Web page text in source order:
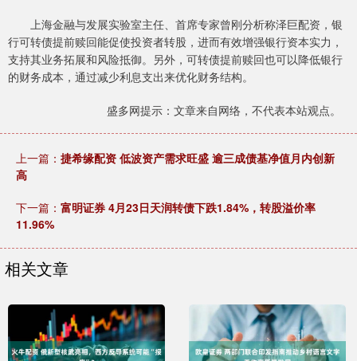
上海金融与发展实验室主任、首席专家曾刚分析称泽巨配资，银
行可转债提前赎回能促使投资者转股，进而有效增强银行资本实力，
支持其业务拓展和风险抵御。另外，可转债提前赎回也可以降低银行
的财务成本，通过减少利息支出来优化财务结构。
盛多网提示：文章来自网络，不代表本站观点。
上一篇： 捷希缘配资 低波资产需求旺盛 逾三成债基净值月内创新
高
下一篇： 富明证券 4月23日天润转债下跌1.84%，转股溢价率
11.96%
相关文章